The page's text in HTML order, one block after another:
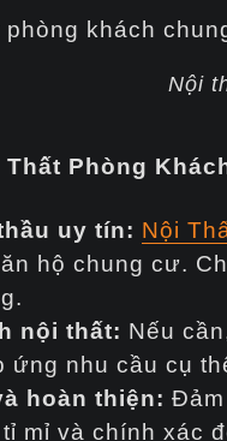
Nội
Phòng
uy tín: Nội
hộ chung cư.
nội thất: Nếu
ứng nhu cầu cụ
hoàn thiện:
mỉ và chính xác